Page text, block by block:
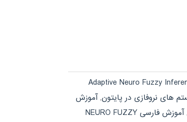
Adaptive Neuro Fuzzy
های نروفازی در پایتون,آموزش
,
آموزش فارسی NEURO FUZZY